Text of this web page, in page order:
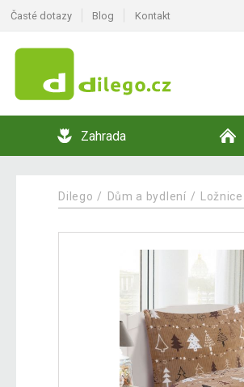
Časté dotazy Blog Kontakt
Zahrada
Dilego Dům a bydlení Ložnice